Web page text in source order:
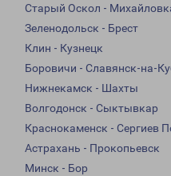
Старый Оскол -
Зеленодольск - Брест
Клин - Кузнецк
Боровичи - Славянск-на-
Нижнекамск - Шахты
Волгодонск - Сыктывкар
Краснокаменск - Сергиев
Астрахань - Прокопьевск
Минск - Бор